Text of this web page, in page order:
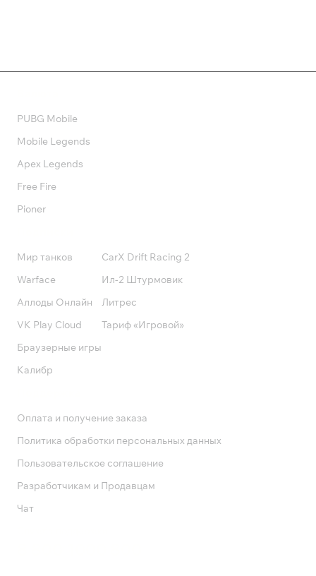
PUBG Mobile
Mobile Legends
Apex Legends
Free Fire
Pioner
Мир танков
Warface
Аллоды Онлайн
VK Play Cloud
Браузерные игры
Калибр
CarX Drift Racing 2
Ил-2 Штурмовик
Литрес
Тариф «Игровой»
Оплата и получение заказа
Политика обработки персональных данных
Пользовательское соглашение
Разработчикам и Продавцам
Чат